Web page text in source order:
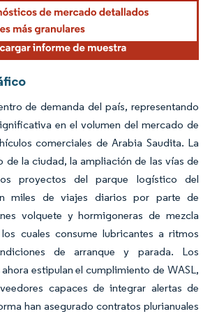
de demanda del país, representando
en el volumen del mercado de
comerciales de Arabia Saudita. La
de la ciudad, la ampliación de las vías de
proyectos del parque logístico del
miles de viajes diarios por parte de
volquete y hormigoneras de mezcla
cuales consume lubricantes a ritmos
de arranque y parada. Los
estipulan el cumplimiento de WASL,
capaces de integrar alertas de
han asegurado contratos plurianuales